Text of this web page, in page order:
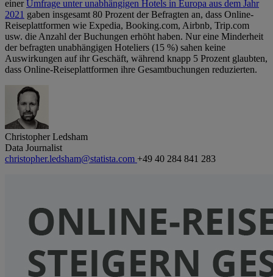
einerUmfrage unter unabhängigen Hotels in Europa aus dem Jahr
2021 gaben insgesamt 80 Prozent der Befragten an, dass Online-
Reiseplattformen wie Expedia, Booking.com, Airbnb, Trip.com
usw. die Anzahl der Buchungen erhöht haben. Nur eine Minderheit
der befragten unabhängigen Hoteliers (15 %) sahen keine
Auswirkungen auf ihr Geschäft, während knapp 5 Prozent glaubten,
dass Online-Reiseplattformen ihre Gesamtbuchungen reduzierten.
Christopher Ledsham
Data Journalist
christopher.ledsham@statista.com +49 40 284 841 283